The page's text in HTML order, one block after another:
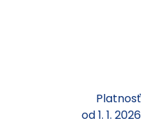
Platnosť
od 1. 1. 2026